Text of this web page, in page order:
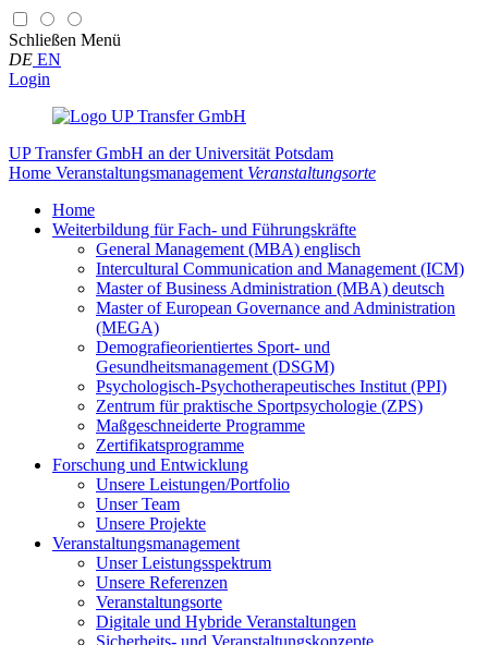
Schließen Menü
DE EN
Login
UP Transfer GmbH an der Universität Potsdam
Home Veranstaltungsmanagement Veranstaltungsorte
Home
Weiterbildung für Fach- und Führungskräfte
General Management (MBA) englisch
Intercultural Communication and Management (ICM)
Master of Business Administration (MBA) deutsch
Master of European Governance and Administration
(MEGA)
Demografieorientiertes Sport- und
Gesundheitsmanagement (DSGM)
Psychologisch-Psychotherapeutisches Institut (PPI)
Zentrum für praktische Sportpsychologie (ZPS)
Maßgeschneiderte Programme
Zertifikatsprogramme
Forschung und Entwicklung
Unsere Leistungen/Portfolio
Unser Team
Unsere Projekte
Veranstaltungsmanagement
Unser Leistungsspektrum
Unsere Referenzen
Veranstaltungsorte
Digitale und Hybride Veranstaltungen
Sicherheits- und Veranstaltungskonzepte